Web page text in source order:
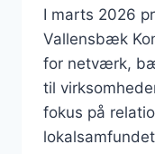
I marts 2026
Vallensbæk
for netværk,
til
fokus på